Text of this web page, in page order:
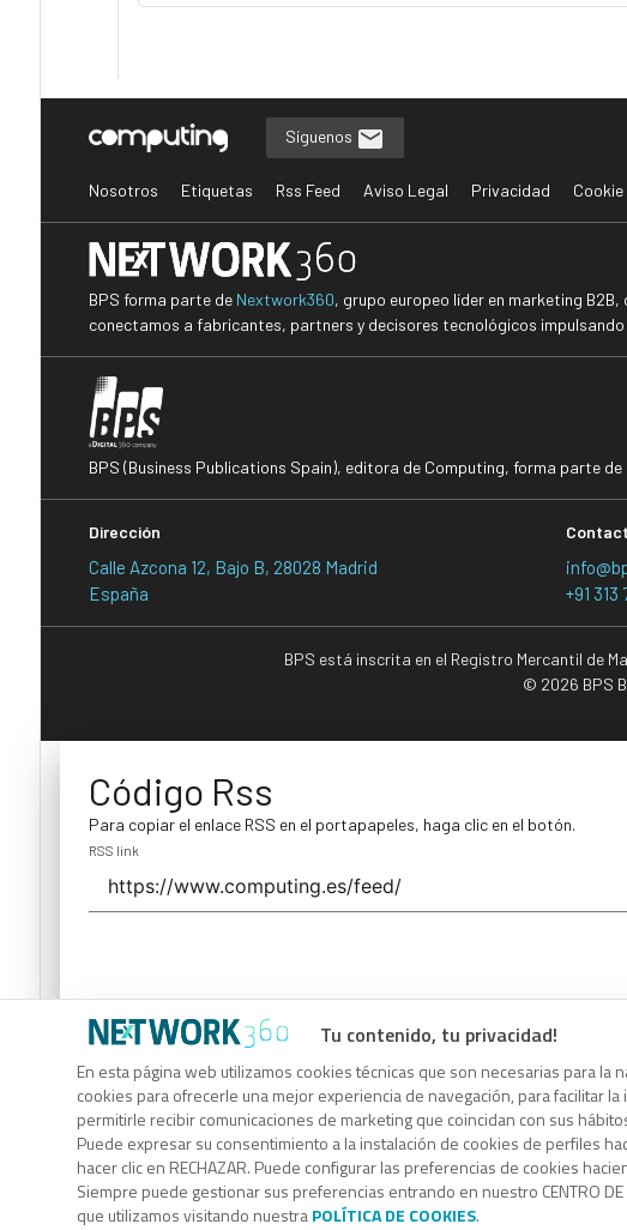
Tu contenido, tu privacidad!
En esta página web utilizamos cookies técnicas que son necesarias para la
cookies para ofrecerle una mejor experiencia de navegación, para facilitar
permitirle recibir comunicaciones de marketing que coincidan con sus
Puede expresar su consentimiento a la instalación de cookies de perfiles
hacer clic en RECHAZAR. Puede configurar las preferencias de cookies
Siempre puede gestionar sus preferencias entrando en nuestro CENTRO
que utilizamos visitando nuestraPOLÍTICA DE COOKIES.
Síguenos
Nosotros Etiquetas Rss Feed Aviso Legal Privacidad Cookie
BPS forma parte de Nextwork360, grupo europeo líder en marketing
conectamos a fabricantes, partners y decisores tecnológicos
BPS (Business Publications Spain), editora de Computing, forma parte
Dirección
Calle Azcona 12, Bajo B, 28028 Madrid
España
+91 313
BPS está inscrita en el Registro Mercantil de
© 2026 BPS
Código Rss
Para copiar el enlace RSS en el portapapeles, haga clic en el botón.
RSS link
Código Rss
Para copiar el enlace RSS en el portapapeles, haga clic en el botón.